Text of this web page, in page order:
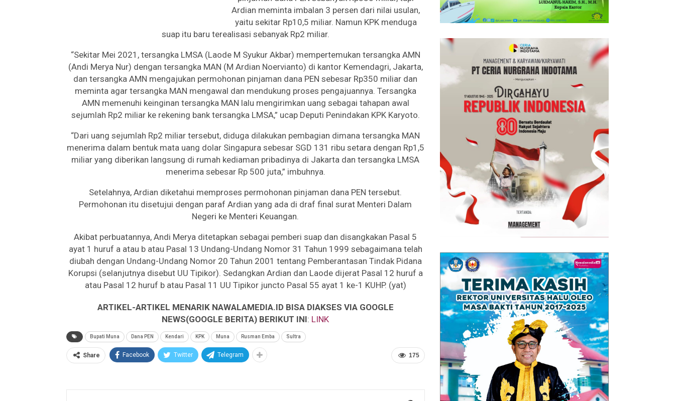
Ardian meminta imbalan 3 persen dari nilai usulan,
yaitu sekitar Rp10,5 miliar. Namun KPK menduga
suap itu baru terealisasi sebanyak Rp2 miliar.
“Sekitar Mei 2021, tersangka LMSA (Laode M Syukur Akbar) mempertemukan tersangka AMN
(Andi Merya Nur) dengan tersangka MAN (M Ardian Noervianto) di kantor Kemendagri, Jakarta,
dan tersangka AMN mengajukan permohonan pinjaman dana PEN sebesar Rp350 miliar dan
meminta agar tersangka MAN mengawal dan mendukung proses pengajuannya. Tersangka
AMN memenuhi keinginan tersangka MAN lalu mengirimkan uang sebagai tahapan awal
sejumlah Rp2 miliar ke rekening bank tersangka LMSA,” ucap Deputi Penindakan KPK Karyoto.
“Dari uang sejumlah Rp2 miliar tersebut, diduga dilakukan pembagian dimana tersangka MAN
menerima dalam bentuk mata uang dolar Singapura sebesar SGD 131 ribu setara dengan Rp1,5
miliar yang diberikan langsung di rumah kediaman pribadinya di Jakarta dan tersangka LMSA
menerima sebesar Rp 500 juta,” imbuhnya.
Setelahnya, Ardian diketahui memproses permohonan pinjaman dana PEN tersebut.
Permohonan itu disetujui dengan paraf Ardian yang ada di draf final surat Menteri Dalam
Negeri ke Menteri Keuangan.
Akibat perbuatannya, Andi Merya ditetapkan sebagai pemberi suap dan disangkakan Pasal 5
ayat 1 huruf a atau b atau Pasal 13 Undang-Undang Nomor 31 Tahun 1999 sebagaimana telah
diubah dengan Undang-Undang Nomor 20 Tahun 2001 tentang Pemberantasan Tindak Pidana
Korupsi (selanjutnya disebut UU Tipikor). Sedangkan Ardian dan Laode dijerat Pasal 12 huruf a
atau Pasal 12 huruf b atau Pasal 11 UU Tipikor juncto Pasal 55 ayat 1 ke-1 KUHP. (yat)
ARTIKEL-ARTIKEL MENARIK NAWALAMEDIA.ID BISA DIAKSES VIA GOOGLE
NEWS(GOOGLE BERITA) BERIKUT INI: LINK
Bupati Muna Dana PEN Kendari KPK Muna Rusman Emba Sultra
175
Share Facebook Twitter Telegram